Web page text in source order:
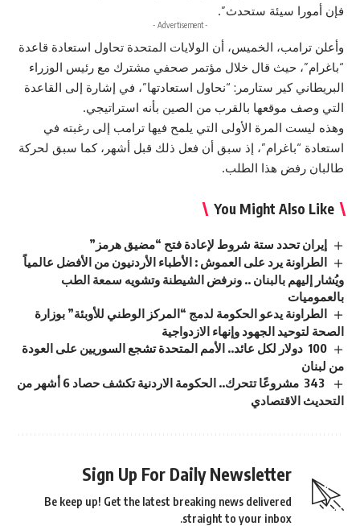
فإن أمورا سيئة ستحدث”.
- Advertisement -
وأعلن ترامب، الخميس، أن الولايات المتحدة تحاول استعادة قاعدة
“باغرام”، حيث قال خلال مؤتمر صحفي مشترك مع رئيس الوزراء
البريطاني كير ستارمر: “نحاول استعادتها”، في إشارة إلى القاعدة
التي وصف موقعها بالقرب من الصين بأنه استراتيجي.
وهذه ليست المرة الأولى التي يلمح فيها ترامب إلى رغبته في
استعادة “باغرام”، إذ سبق أن فعل ذلك قبل أشهر، كما سبق لحركة
طالبان رفض هذا الطلب.
You Might Also Like
إيران تحدد ستة شروط لإعادة فتح “مضيق هرمز”
الطراونة يرد على العموش : الأطباء الأردنيون من الأفضل عالمياً
ويُشار إليهم بالبنان .. ونرفض الشيطنة وتشويه سمعة الطب
بالعموميات
الطراونة يدعو الحكومة لدمج “المركز الوطني للأوبئة” بوزارة
الصحة لتوحيد الجهود وإنهاء الازدواجية
100 دولار لكل عائد.. الأمم المتحدة تشجع السوريين على العودة
من لبنان
343 مشروعًا تتحرك.. الحكومة الاردنية تكشف حصاد 6 أشهر من
التحديث الاقتصادي
Sign Up For Daily Newsletter
Be keep up! Get the latest breaking news delivered
straight to your inbox.